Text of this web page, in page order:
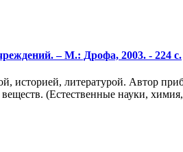
– М.: Дрофа, 2003. - 224 с.
историей, литературой. Автор
(Естественные науки,